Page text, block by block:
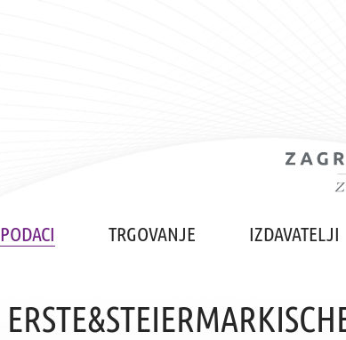
PODACI TRGOVANJE IZDAVATELJI